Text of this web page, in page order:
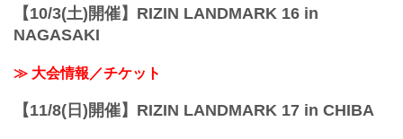
【10/3(土)開催】RIZIN LANDMARK 16 in
NAGASAKI
≫ 大会情報／チケット
【11/8(日)開催】RIZIN LANDMARK 17 in CHIBA